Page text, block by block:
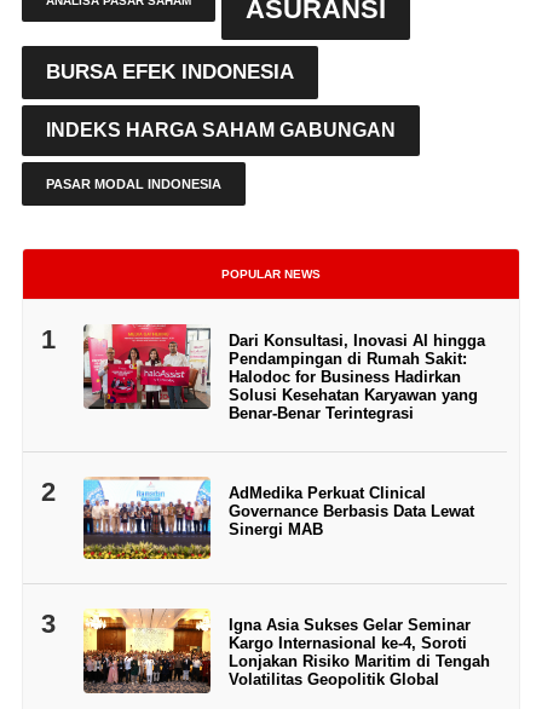
ASURANSI
BURSA EFEK INDONESIA
INDEKS HARGA SAHAM GABUNGAN
PASAR MODAL INDONESIA
POPULAR NEWS
1
Dari Konsultasi, Inovasi AI hingga
Pendampingan di Rumah Sakit:
Halodoc for Business Hadirkan
Solusi Kesehatan Karyawan yang
Benar-Benar Terintegrasi
2
AdMedika Perkuat Clinical
Governance Berbasis Data Lewat
Sinergi MAB
3
Igna Asia Sukses Gelar Seminar
Kargo Internasional ke-4, Soroti
Lonjakan Risiko Maritim di Tengah
Volatilitas Geopolitik Global